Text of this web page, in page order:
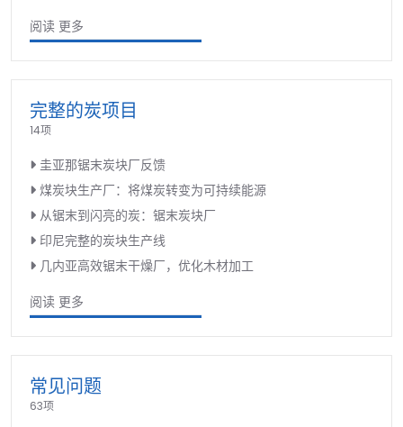
阅读 更多
完整的炭项目
14项
圭亚那锯末炭块厂反馈
煤炭块生产厂：将煤炭转变为可持续能源
从锯末到闪亮的炭：锯末炭块厂
印尼完整的炭块生产线
几内亚高效锯末干燥厂，优化木材加工
阅读 更多
常见问题
63项